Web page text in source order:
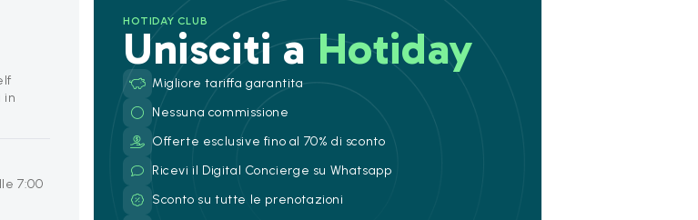
in
7:00
HOTIDAY CLUB
Unisciti aHotiday
Migliore tariffa garantita
Nessuna commissione
Offerte esclusive fino al 70% di sconto
Ricevi il Digital Concierge su Whatsapp
Sconto su tutte le prenotazioni